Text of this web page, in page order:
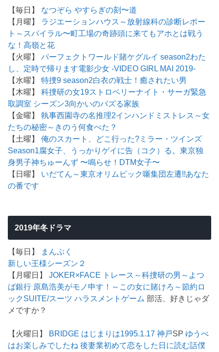
【毎日】 なつぞら やすらぎの刻〜道
【月曜】 ラジエーションハウス～放射線科の診断レポー
ト～ スパイラル〜町工場の奇跡頭に来てもアホとは戦う
な！高嶺と花
【火曜】パーフェクトワールド賭ケグルイ season2わた
し、定時で帰ります電影少女 -VIDEO GIRL MAI 2019-
【水曜】特捜9 season2白衣の戦士！癒されたい男
【木曜】科捜研の女19ストロベリーナイト・サーガ緊急
取調室 シーズン3向かいのバズる家族
【金曜】執事西園寺の名推理2インハンド ミストレス～女
たちの秘密～ きのう何食べた？
【土曜】俺のスカート、どこ行った? ミラー・ツインズ
Season1腐女子、うっかりゲイに告（コク）る。東京独
身男子神ちゅーんず 〜鳴らせ！DTM女子〜
【日曜】 いだてん～東京オリムピック噺集団左遷!!あなた
の番です
2019年冬ドラマ
【毎日】
まんぷく
新しい王様シーズン２
【月曜日】JOKER×FACE トレース～科捜研の男～ よつ
ば銀行 原島浩美がモノ申す！～この女に賭けろ～節約ロ
ック SUITE/スーツ ハラスメントゲーム 部活、好きじゃダ
メですか？
【火曜日】 BRIDGE はじまりは1995.1.17 神戸SP ゆうべ
はお楽しみでしたね 後妻業初めて恋をした日に読む話僕